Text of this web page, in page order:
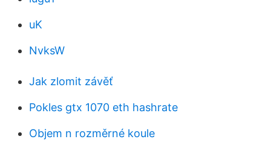
uK
NvksW
Jak zlomit závěť
Pokles gtx 1070 eth hashrate
Objem n rozměrné koule